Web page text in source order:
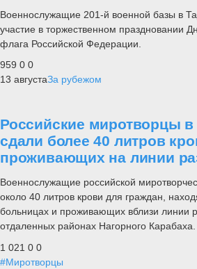
Военнослужащие 201-й военной базы в
участие в торжественном праздновании
флага Российской Федерации.
959 0 0
13 августаЗа рубежом
Российские миротворцы в
сдали более 40 литров
проживающих на линии
Военнослужащие российской
около 40 литров крови для граждан,
больницах и проживающих вблизи линии
отдаленных районах Нагорного Карабаха.
1 021 0 0
#Миротворцы